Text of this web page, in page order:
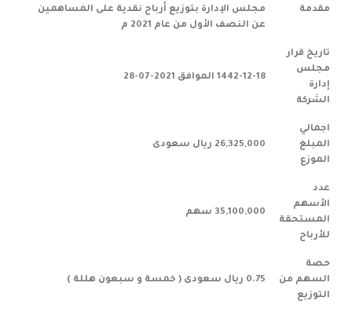
مقدمة
مجلس الإدارة بتوزيع أرباح نقدية على المساهمين
عن النصف الأول من عام 2021 م
تاريخ قرار
مجلس
إدارة
الشركة
1442-12-18 الموافق 2021-07-28
اجمالي
المبلغ
الموزع
26,325,000 ريال سعودى
عدد
الأسهم
المستحقة
للأرباح
35,100,000 سهم
حصة
السهم من
التوزيع
0.75 ريال سعودى ( خمسة و سبعون هللة )